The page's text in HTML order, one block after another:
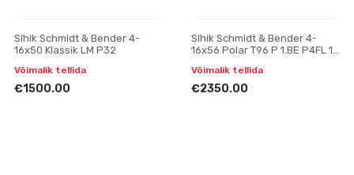
Sihik Schmidt & Bender 4-
16x50 Klassik LM P32
Võimalik tellida
€1500.00
Sihik Schmidt & Bender 4-
16x56 Polar T96 P 1.BE P4FL 1
Võimalik tellida
€2350.00